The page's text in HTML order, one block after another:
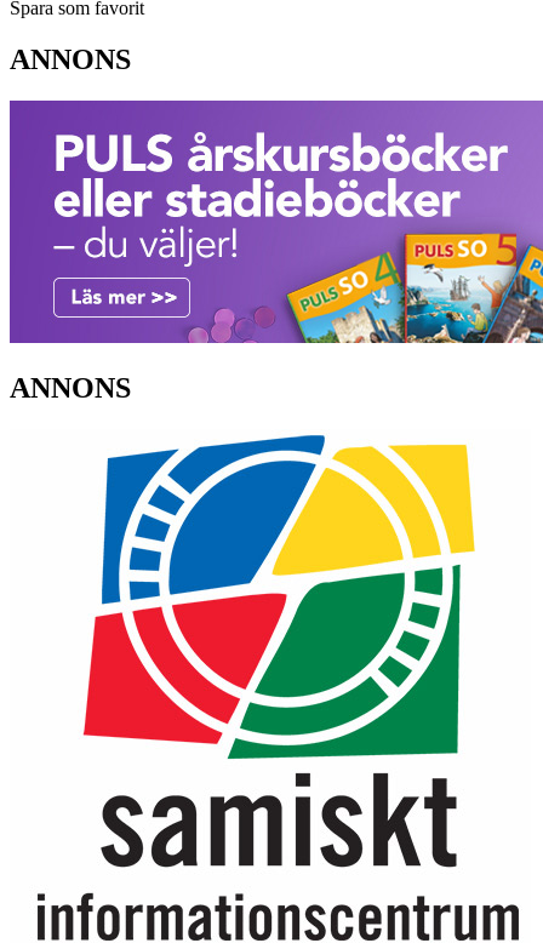
Spara som favorit
ANNONS
ANNONS